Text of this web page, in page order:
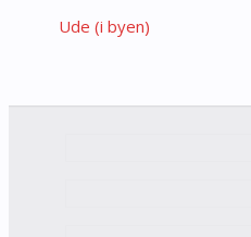
Ude (i byen)